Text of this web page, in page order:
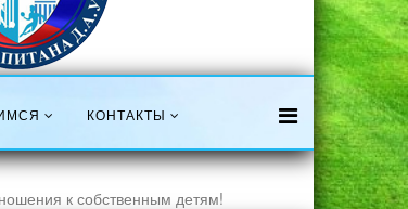
КОНТАКТЫ
к собственным детям!